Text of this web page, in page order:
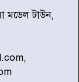
৫ শতাংশ
মন্ত্রীর
এনসিপি
মডেল টাউন,